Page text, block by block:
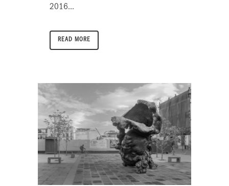
2016...
READ MORE